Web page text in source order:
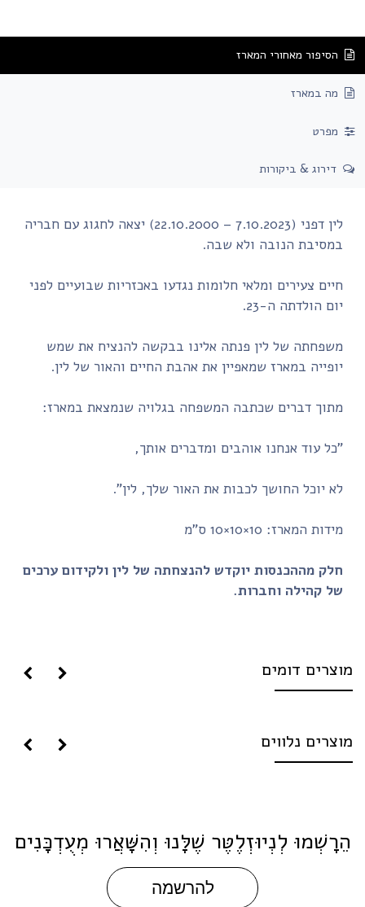
הסיפור מאחורי המארז
מה במארז
מפרט
דירוג & ביקורות
לין דפני (7.10.2023 – 22.10.2000) יצאה לחגוג עם חבריה
במסיבת הנובה ולא שבה.
חיים צעירים ומלאי חלומות נגדעו באכזריות שבועיים לפני
יום הולדתה ה-23.
משפחתה של לין פנתה אלינו בבקשה להנציח את שמש
יופייה במארז שמאפיין את אהבת החיים והאור של לין.
מתוך דברים שכתבה המשפחה בגלויה שנמצאת במארז:
"כל עוד אנחנו אוהבים ומדברים אותך,
לא יוכל החושך לכבות את האור שלך, לין".
מידות המארז: 10×10×10 ס"מ
חלק מההכנסות יוקדש להנצחתה של לין ולקידום ערכים
של קהילה וחברות.
דומים
נלווים
לְנְיוּזְלֶטֶּר שֶׁלָּנוּ וְהִשָּׁאֲרוּ מְעֻדְכָּנִים
להרשמה